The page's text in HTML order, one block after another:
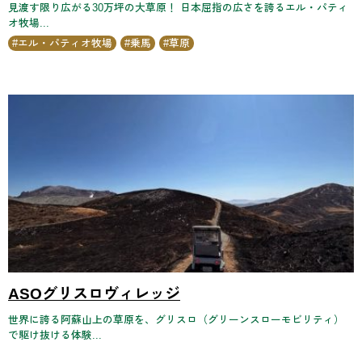
見渡す限り広がる30万坪の大草原！ 日本屈指の広さを誇るエル・パティ
オ牧場...
エル・パティオ牧場
乗馬 草原
ASOグリスロヴィレッジ
世界に誇る阿蘇山上の草原を、グリスロ（グリーンスローモビリティ）
で駆け抜ける体験...